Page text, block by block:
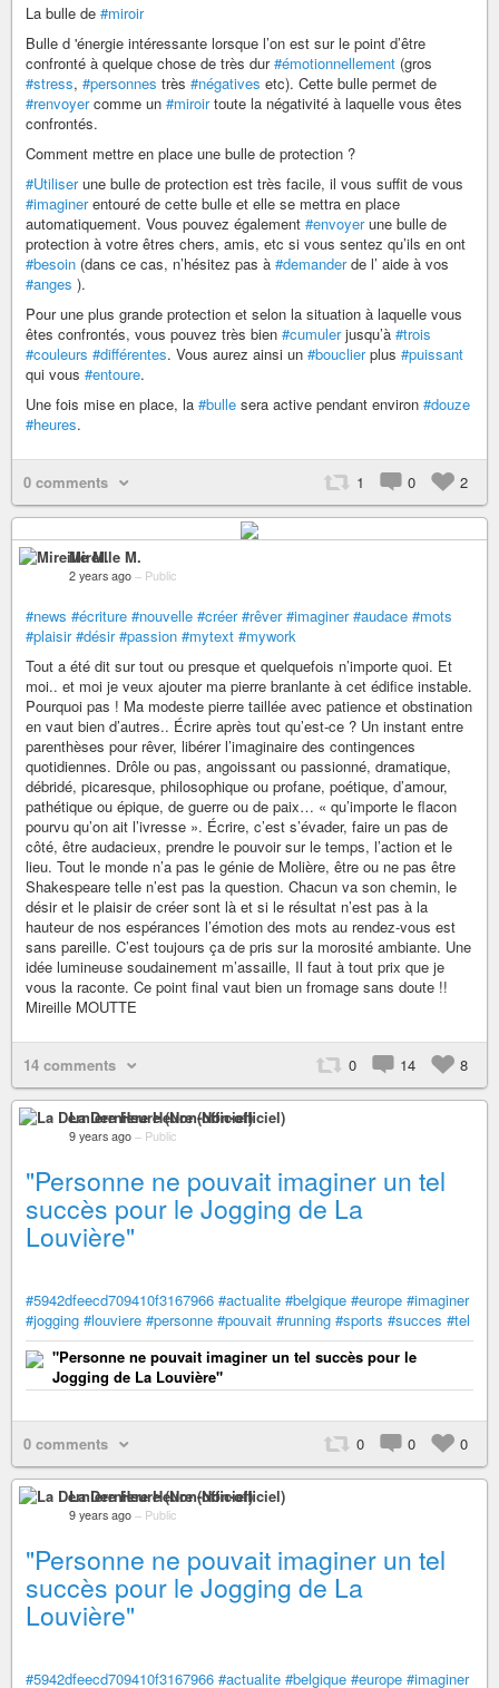
La bulle de #miroir
Bulle d 'énergie intéressante lorsque l’on est sur le point d’être
confronté à quelque chose de très dur#émotionnellement (gros
#stress, #personnes très #négatives etc). Cette bulle permet de
#renvoyercomme un #miroirtoute la négativité à laquelle vous êtes
confrontés.
Comment mettre en place une bulle de protection ?
#Utiliserune bulle de protection est très facile, il vous suffit de vous
#imaginerentouré de cette bulle et elle se mettra en place
automatiquement. Vous pouvez également #envoyerune bulle de
protection à votre êtres chers, amis, etc si vous sentez qu’ils en ont
#besoin (dans ce cas, n’hésitez pas à #demanderde l’ aide à vos
#anges ).
Pour une plus grande protection et selon la situation à laquelle vous
êtes confrontés, vous pouvez très bien #cumulerjusqu’à #trois
#couleurs #différentes. Vous aurez ainsi un #bouclierplus #puissant
qui vous #entoure.
Une fois mise en place, la #bulle sera active pendant environ #douze
#heures.
0 comments 1 0 2
Mireille M.
2 years ago – Public
#news #écriture #nouvelle #créer #rêver #imaginer #audace #mots
#plaisir #désir #passion #mytext #mywork
Tout a été dit sur tout ou presque et quelquefois n’importe quoi. Et
moi.. et moi je veux ajouter ma pierre branlante à cet édifice instable.
Pourquoi pas ! Ma modeste pierre taillée avec patience et obstination
en vaut bien d’autres.. Écrire après tout qu’est-ce ? Un instant entre
parenthèses pour rêver, libérer l’imaginaire des contingences
quotidiennes. Drôle ou pas, angoissant ou passionné, dramatique,
débridé, picaresque, philosophique ou profane, poétique, d’amour,
pathétique ou épique, de guerre ou de paix… « qu’importe le flacon
pourvu qu’on ait l’ivresse ». Écrire, c’est s’évader, faire un pas de
côté, être audacieux, prendre le pouvoir sur le temps, l’action et le
lieu. Tout le monde n’a pas le génie de Molière, être ou ne pas être
Shakespeare telle n’est pas la question. Chacun va son chemin, le
désir et le plaisir de créer sont là et si le résultat n’est pas à la
hauteur de nos espérances l’émotion des mots au rendez-vous est
sans pareille. C’est toujours ça de pris sur la morosité ambiante. Une
idée lumineuse soudainement m’assaille, Il faut à tout prix que je
vous la raconte. Ce point final vaut bien un fromage sans doute !!
Mireille MOUTTE
14 comments 0 14 8
La Derniere Heure (Non-officiel)
9 years ago – Public
"Personne ne pouvait imaginer un tel
succès pour le Jogging de La
Louvière"
#5942dfeecd709410f3167966 #actualite #belgique #europe #imaginer
#jogging #louviere #personne #pouvait #running #sports #succes #tel
"Personne ne pouvait imaginer un tel succès pour le
Jogging de La Louvière"
0 comments 0 0 0
La Derniere Heure (Non-officiel)
9 years ago – Public
"Personne ne pouvait imaginer un tel
succès pour le Jogging de La
Louvière"
#5942dfeecd709410f3167966 #actualite #belgique #europe #imaginer